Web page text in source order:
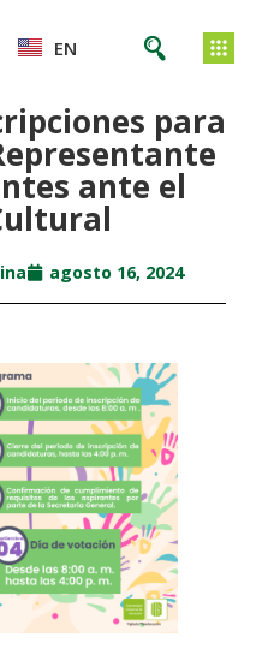
EN
para
ante el
agosto 16, 2024